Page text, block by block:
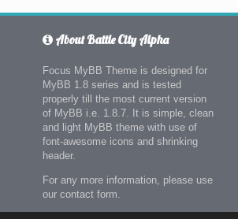
About Battle City Alpha
Focus MyBB Theme is designed for
MyBB 1.8 series and is tested
properly till the most current version
of MyBB i.e. 1.8.7. It is simple, clean
and light MyBB theme with use of
font-awesome icons and shrinking
header.
For any more information, please use
our contact form.